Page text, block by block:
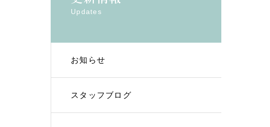
歯を失ってしまった方へ
Updates
お知らせ
スタッフブログ